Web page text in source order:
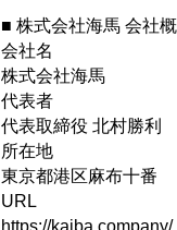
■ 株式会社海馬 会社
会社名
株式会社海馬
代表者
代表取締役 北村勝利
所在地
東京都港区麻布十番
URL
https://kaiba.company/